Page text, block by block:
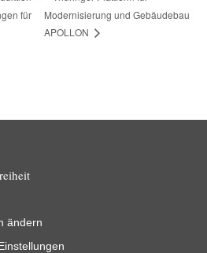
für
Modernisierung und Gebäudebau
APOLLON
ändern